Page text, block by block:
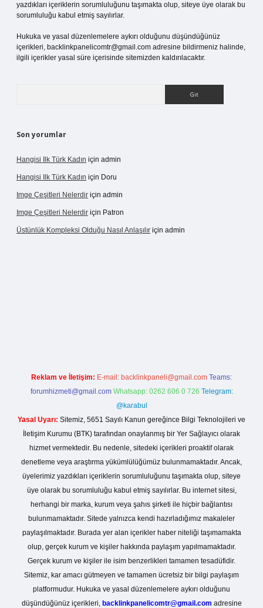
yazdıkları içeriklerin sorumluluğunu taşımakta olup, siteye üye olarak bu
sorumluluğu kabul etmiş sayılırlar.
Hukuka ve yasal düzenlemelere aykırı olduğunu düşündüğünüz
içerikleri, backlinkpanelicomtr@gmail.com adresine bildirmeniz halinde,
ilgili içerikler yasal süre içerisinde sitemizden kaldırılacaktır.
Son yorumlar
Hangisi Ilk Türk Kadın için admin
Hangisi Ilk Türk Kadın için Doru
Imge Çeşitleri Nelerdir için admin
Imge Çeşitleri Nelerdir için Patron
Üstünlük Kompleksi Olduğu Nasıl Anlaşılır için admin
Reklam ve İletişim: E-mail: backlinkpaneli@gmail.com Teams:
forumhizmeti@gmail.com Whatsapp: 0262 606 0 726 Telegram:
@karabul
Yasal Uyarı: Sitemiz, 5651 Sayılı Kanun gereğince Bilgi Teknolojileri ve
İletişim Kurumu (BTK) tarafından onaylanmış bir Yer Sağlayıcı olarak
hizmet vermektedir. Bu nedenle, sitedeki içerikleri proaktif olarak
denetleme veya araştırma yükümlülüğümüz bulunmamaktadır. Ancak,
üyelerimiz yazdıkları içeriklerin sorumluluğunu taşımakta olup, siteye
üye olarak bu sorumluluğu kabul etmiş sayılırlar. Bu internet sitesi,
herhangi bir marka, kurum veya şahıs şirketi ile hiçbir bağlantısı
bulunmamaktadır. Sitede yalnızca kendi hazırladığımız makaleler
paylaşılmaktadır. Burada yer alan içerikler haber niteliği taşımamakta
olup, gerçek kurum ve kişiler hakkında paylaşım yapılmamaktadır.
Gerçek kurum ve kişiler ile isim benzerlikleri tamamen tesadüfidir.
Sitemiz, kar amacı gütmeyen ve tamamen ücretsiz bir bilgi paylaşım
platformudur. Hukuka ve yasal düzenlemelere aykırı olduğunu
düşündüğünüz içerikleri, backlinkpanelicomtr@gmail.com adresine